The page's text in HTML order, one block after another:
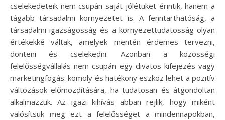
cselekedeteik nem csupán saját jólétüket érintik, hanem a
tágabb társadalmi környezetet is. A fenntarthatóság, a
társadalmi igazságosság és a környezettudatosság olyan
értékekké váltak, amelyek mentén érdemes tervezni,
dönteni és cselekedni. Azonban a közösségi
felelősségvállalás nem csupán egy divatos kifejezés vagy
marketingfogás: komoly és hatékony eszköz lehet a pozitív
változások előmozdítására, ha tudatosan és átgondoltan
alkalmazzuk. Az igazi kihívás abban rejlik, hogy miként
valósítsuk meg ezt a felelősséget a mindennapokban,